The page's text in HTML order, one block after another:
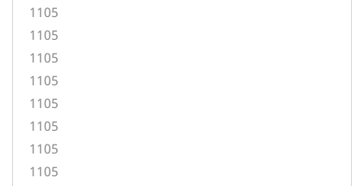
1105
1105
1105
1105
1105
1105
1105
1105